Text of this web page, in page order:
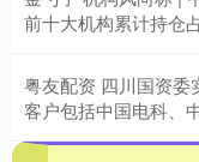
前十大机构累计持仓
粤友配资 四川国资委
客户包括中国电科、